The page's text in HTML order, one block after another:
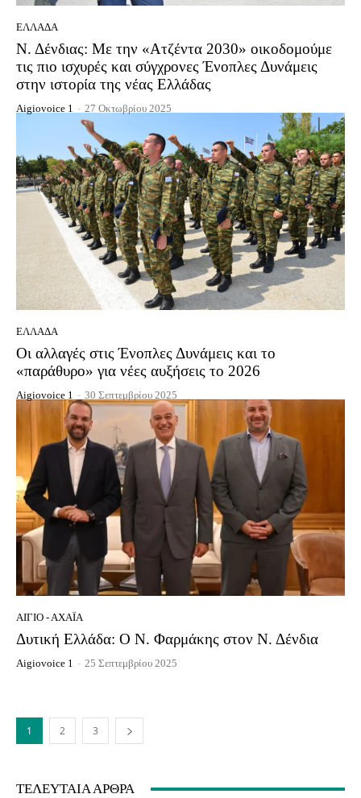
ΕΛΛΆΔΑ
Ν. Δένδιας: Με την «Ατζέντα 2030» οικοδομούμε
τις πιο ισχυρές και σύγχρονες Ένοπλες Δυνάμεις
στην ιστορία της νέας Ελλάδας
Aigiovoice 1 - 27 Οκτωβρίου 2025
ΕΛΛΆΔΑ
Οι αλλαγές στις Ένοπλες Δυνάμεις και το
«παράθυρο» για νέες αυξήσεις το 2026
Aigiovoice 1 - 30 Σεπτεμβρίου 2025
ΑΊΓΙΟ - ΑΧΑΪ́Α
Δυτική Ελλάδα: Ο Ν. Φαρμάκης στον Ν. Δένδια
Aigiovoice 1 - 25 Σεπτεμβρίου 2025
1 2 3
ΤΕΛΕΥΤΑΊΑ ΆΡΘΡΑ